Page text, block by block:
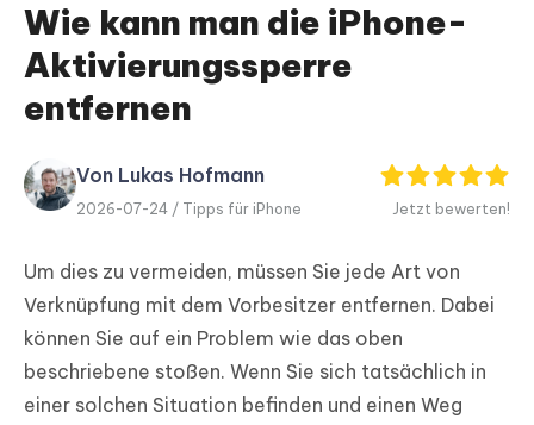
ReiBoot
for iOS
PDF
Editor
Neu
iAnyGo
Wie kann man die iPhone-
Aktivierungssperre
entfernen
Von Lukas Hofmann
2026-07-24 / Tipps für iPhone Jetzt bewerten!
Um dies zu vermeiden, müssen Sie jede Art von
Verknüpfung mit dem Vorbesitzer entfernen. Dabei
können Sie auf ein Problem wie das oben
beschriebene stoßen. Wenn Sie sich tatsächlich in
einer solchen Situation befinden und einen Weg